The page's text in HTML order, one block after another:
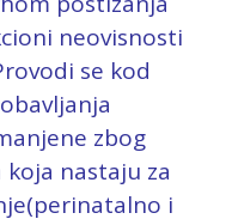
neovisnosti
se kod
zbog
nastaju za
i